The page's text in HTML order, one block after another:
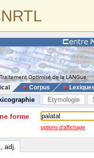
Corpus
Etymologie
forme
options d'affichage
, adj.